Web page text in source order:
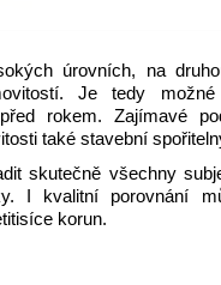
úrovních, na
Je tedy možné
rokem. Zajímavé
také stavební
skutečně všechny
I kvalitní porovnání
korun.